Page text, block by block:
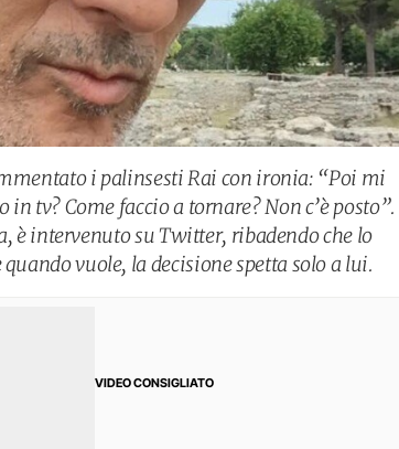
i palinsesti Rai con ironia: “Poi mi
tv? Come faccio a tornare? Non c’è posto”.
è intervenuto su Twitter, ribadendo che lo
vuole, la decisione spetta solo a lui.
VIDEO CONSIGLIATO